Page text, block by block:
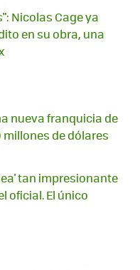
Nicolas Cage ya
en su obra, una
nueva franquicia de
de dólares
tan impresionante
oficial. El único